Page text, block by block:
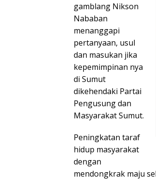
gamblang Nikson
Nababan
menanggapi
pertanyaan, usul
dan masukan jika
kepemimpinan nya
di Sumut
dikehendaki Partai
Pengusung dan
Masyarakat Sumut.
Peningkatan taraf
hidup masyarakat
dengan
mendongkrak maju